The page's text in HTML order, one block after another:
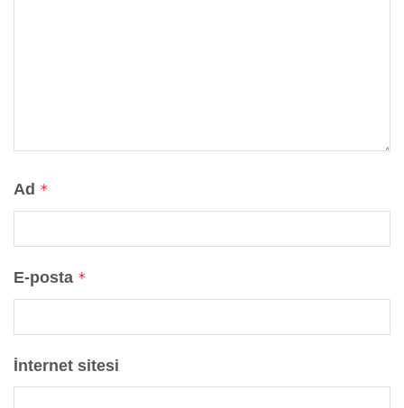
Ad *
E-posta *
İnternet sitesi